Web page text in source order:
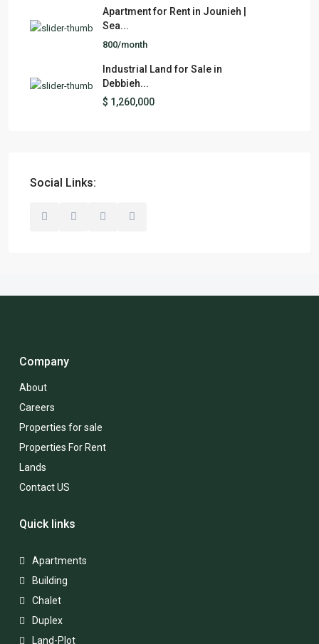
Apartment for Rent in Jounieh |
Sea...
800/month
Industrial Land for Sale in
Debbieh...
$ 1,260,000
Social Links:
Company
About
Careers
Properties for sale
Properties For Rent
Lands
Contact US
Quick links
Apartments
Building
Chalet
Duplex
Land-Plot